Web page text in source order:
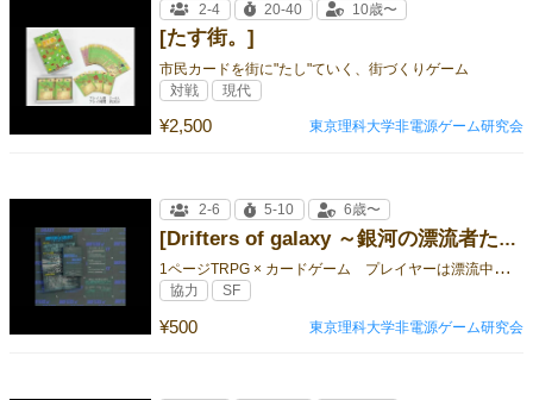
[たす街。]
市民カードを街に"たし"ていく、街づくりゲーム
¥2,500
2-4 20-40 10歳〜
対戦 現代
東京理科大学非電源ゲーム研究会
[Drifters of galaxy ～銀河の漂流者たち～]
1
ページTRPG × カードゲーム プレイヤーは漂流中の宇宙船の乗組員
¥500
2-6 5-10 6歳〜
協力 SF
東京理科大学非電源ゲーム研究会